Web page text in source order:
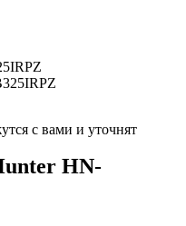
с вами и уточнят
HN-